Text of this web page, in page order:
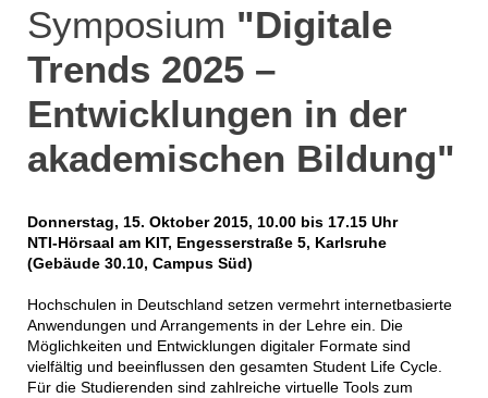
Symposium "Digitale
Trends 2025 –
Entwicklungen in der
akademischen Bildung"
Donnerstag, 15. Oktober 2015, 10.00 bis 17.15 Uhr
NTI-Hörsaal am KIT, Engesserstraße 5, Karlsruhe
(Gebäude 30.10, Campus Süd)
Hochschulen in Deutschland setzen vermehrt internetbasierte
Anwendungen und Arrangements in der Lehre ein. Die
Möglichkeiten und Entwicklungen digitaler Formate sind
vielfältig und beeinflussen den gesamten Student Life Cycle.
Für die Studierenden sind zahlreiche virtuelle Tools zum